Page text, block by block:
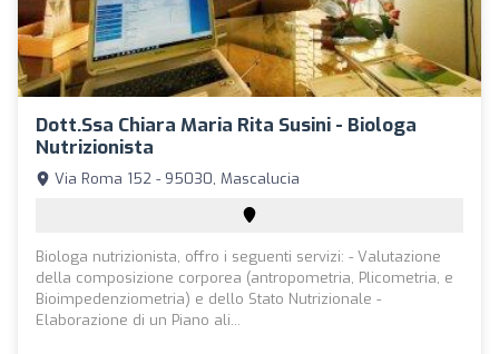
Dott.ssa Chiara Maria Rita Susini - Biologa
Nutrizionista
Via Roma 152 - 95030, Mascalucia
Biologa nutrizionista, offro i seguenti servizi: - Valutazione
della composizione corporea (antropometria, Plicometria, e
Bioimpedenziometria) e dello Stato Nutrizionale -
Elaborazione di un Piano ali...